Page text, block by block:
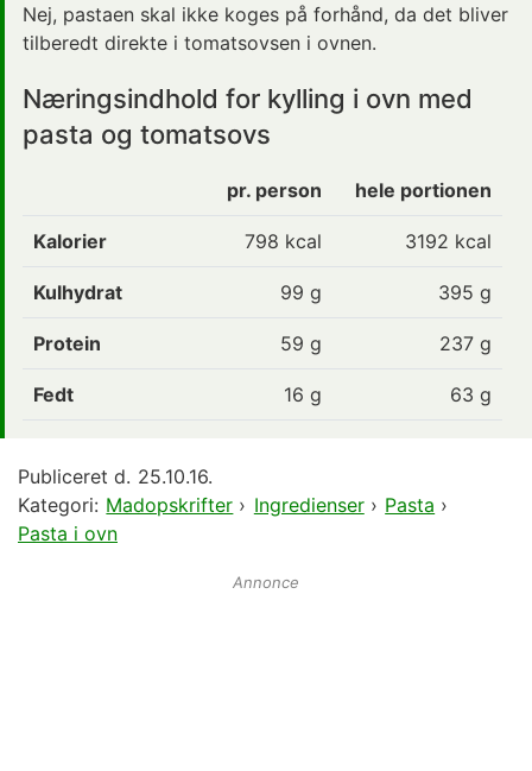
Nej, pastaen skal ikke koges på forhånd, da det bliver
tilberedt direkte i tomatsovsen i ovnen.
Næringsindhold for kylling i ovn med
pasta og tomatsovs
pr. person hele portionen
Kalorier 798 kcal 3192 kcal
Kulhydrat 99 g 395 g
Protein 59 g 237 g
Fedt 16 g 63 g
Publiceret d. 25.10.16.
Kategori: Madopskrifter › Ingredienser› Pasta ›
Pasta i ovn
Annonce